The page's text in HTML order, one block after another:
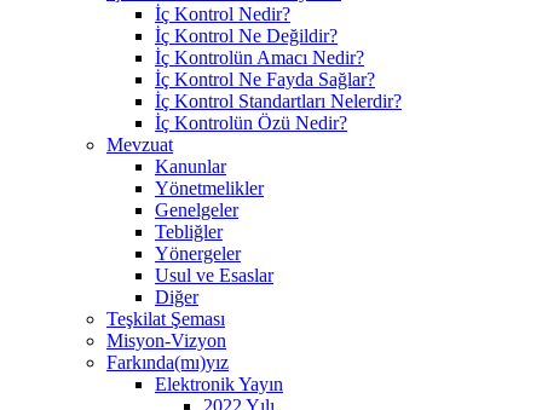
İç Kontrol Nedir?
İç Kontrol Ne Değildir?
İç Kontrolün Amacı Nedir?
İç Kontrol Ne Fayda Sağlar?
İç Kontrol Standartları Nelerdir?
İç Kontrolün Özü Nedir?
Mevzuat
Kanunlar
Yönetmelikler
Genelgeler
Tebliğler
Yönergeler
Usul ve Esaslar
Diğer
Teşkilat Şeması
Misyon-Vizyon
Farkında(mı)yız
Elektronik Yayın
2022 Yılı